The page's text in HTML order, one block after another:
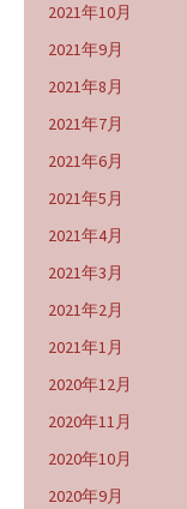
2021年10月
2021年9月
2021年8月
2021年7月
2021年6月
2021年5月
2021年4月
2021年3月
2021年2月
2021年1月
2020年12月
2020年11月
2020年10月
2020年9月